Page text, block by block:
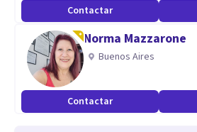
Contactar
Norma Mazzarone
Buenos Aires
Contactar